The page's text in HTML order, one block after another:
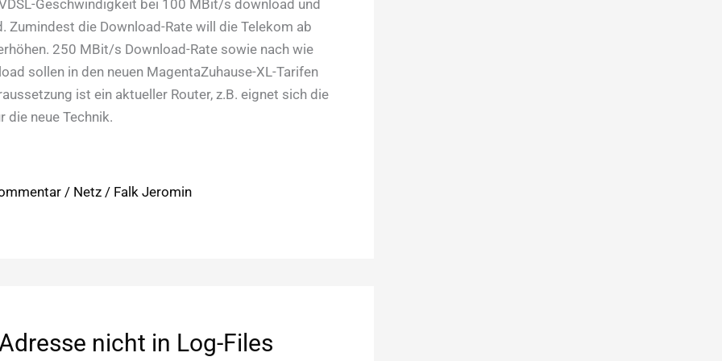
Geschwindigkeit bei 100 MBit/s download und
Zumindest die Download-Rate will die Telekom ab
250 MBit/s Download-Rate sowie nach wie
sollen in den neuen MagentaZuhause-XL-Tarifen
ist ein aktueller Router, z.B. eignet sich die
die neue Technik.
/ Netz / Falk Jeromin
nicht in Log-Files